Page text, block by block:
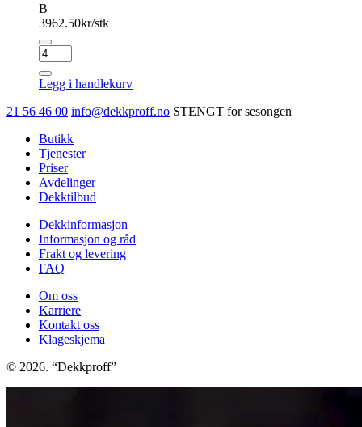
B
3962.50kr/stk
NOKIAN
HKPL
R5
SUV
antall
Legg i handlekurv
21 56 46 00 info@dekkproff.no STENGT for sesongen
Butikk
Tjenester
Priser
Avdelinger
Dekktilbud
Dekkinformasjon
Informasjon og råd
Frakt og levering
FAQ
Om oss
Karriere
Kontakt oss
Klageskjema
© 2026. “Dekkproff”